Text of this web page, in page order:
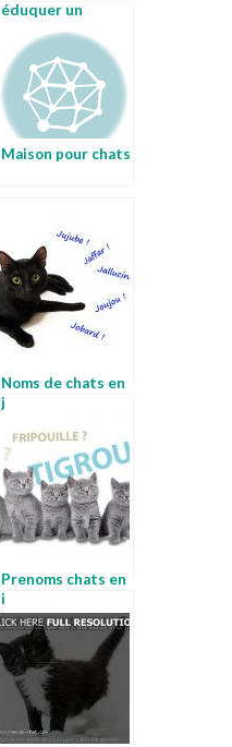
éduquer un
Maison pour chats
Noms de chats en
j
Prenoms chats en
i